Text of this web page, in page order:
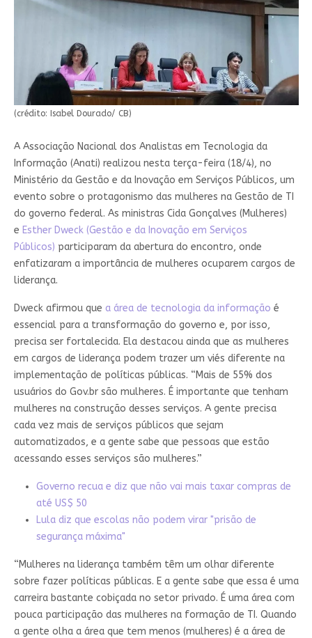
(crédito: Isabel Dourado/ CB)
A Associação Nacional dos Analistas em Tecnologia da
Informação (Anati) realizou nesta terça-feira (18/4), no
Ministério da Gestão e da Inovação em Serviços Públicos, um
evento sobre o protagonismo das mulheres na Gestão de TI
do governo federal. As ministras Cida Gonçalves (Mulheres)
e Esther Dweck (Gestão e da Inovação em Serviços
Públicos) participaram da abertura do encontro, onde
enfatizaram a importância de mulheres ocuparem cargos de
liderança.
Dweck afirmou que a área de tecnologia da informação é
essencial para a transformação do governo e, por isso,
precisa ser fortalecida. Ela destacou ainda que as mulheres
em cargos de liderança podem trazer um viés diferente na
implementação de políticas públicas. “Mais de 55% dos
usuários do Gov.br são mulheres. É importante que tenham
mulheres na construção desses serviços. A gente precisa
cada vez mais de serviços públicos que sejam
automatizados, e a gente sabe que pessoas que estão
acessando esses serviços são mulheres.”
Governo recua e diz que não vai mais taxar compras de
até US$ 50
Lula diz que escolas não podem virar "prisão de
segurança máxima"
“Mulheres na liderança também têm um olhar diferente
sobre fazer políticas públicas. E a gente sabe que essa é uma
carreira bastante cobiçada no setor privado. É uma área com
pouca participação das mulheres na formação de TI. Quando
a gente olha a área que tem menos (mulheres) é a área de